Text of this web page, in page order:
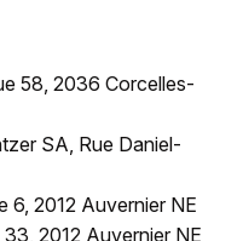
58, 2036 Corcelles-
SA, Rue Daniel-
6, 2012 Auvernier NE
2012 Auvernier NE